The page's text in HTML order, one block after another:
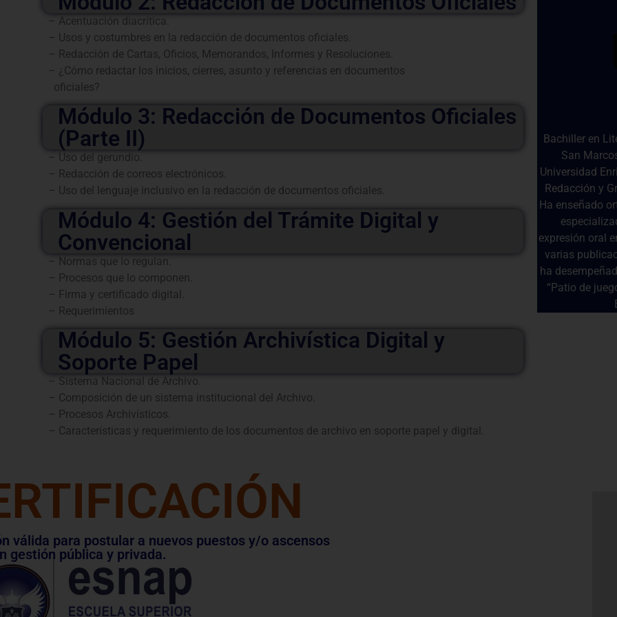
– Acentuación diacrítica.
– Usos y costumbres en la redacción de documentos oficiales.
– Redacción de Cartas, Oficios, Memorandos, Informes y Resoluciones.
– ¿Cómo redactar los inicios, cierres, asunto y referencias en documentos
oficiales?
Módulo 3: Redacción de Documentos Oficiales
(Parte II)
– Uso del gerundio.
– Redacción de correos electrónicos.
– Uso del lenguaje inclusivo en la redacción de documentos oficiales.
Módulo 4: Gestión del Trámite Digital y
Convencional
– Normas que lo regulan.
– Procesos que lo componen.
– Firma y certificado digital.
– Requerimientos
Módulo 5: Gestión Archivística Digital y
Soporte Papel
– Sistema Nacional de Archivo.
– Composición de un sistema institucional del Archivo.
– Procesos Archivísticos.
– Características y requerimiento de los documentos de archivo en soporte papel y digital.
Bachiller en
San
Universidad
Redacción y
Ha enseñado
expresión oral
varias
ha
“Patio de
válida para postular a nuevos puestos y/o ascensos
gestión pública y privada.